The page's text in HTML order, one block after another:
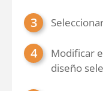
Modificar
diseño